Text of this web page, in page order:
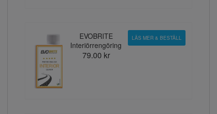
EVOBRITE
Interiörrengöring
79.00 kr
LÄS MER & BESTÄLL